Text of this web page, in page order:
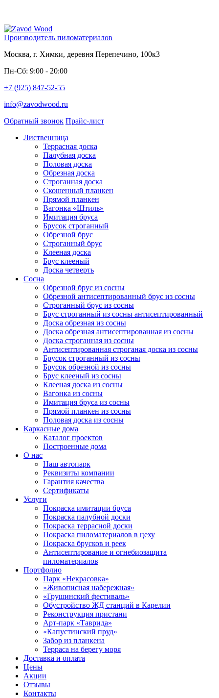
Производитель пиломатериалов
Москва, г. Химки, деревня Перепечино, 100к3
Пн-Сб: 9:00 - 20:00
+7 (925) 847-52-55
info@zavodwood.ru
Обратный звонок Прайс-лист
Лиственница
Террасная доска
Палубная доска
Половая доска
Обрезная доска
Строганная доска
Скошенный планкен
Прямой планкен
Вагонка «Штиль»
Имитация бруса
Брусок строганный
Обрезной брус
Строганный брус
Клееная доска
Брус клееный
Доска четверть
Сосна
Обрезной брус из сосны
Обрезной антисептированный брус из сосны
Строганный брус из сосны
Брус строганный из сосны антисептированный
Доска обрезная из сосны
Доска обрезная антисептированная из сосны
Доска строганная из сосны
Антисептированная строганая доска из сосны
Брусок строганный из сосны
Брусок обрезной из сосны
Брус клееный из сосны
Клееная доска из сосны
Вагонка из сосны
Имитация бруса из сосны
Прямой планкен из сосны
Половая доска из сосны
Каркасные дома
Каталог проектов
Построенные дома
О нас
Наш автопарк
Реквизиты компании
Гарантия качества
Сертификаты
Услуги
Покраска имитации бруса
Покраска палубной доски
Покраска террасной доски
Покраска пиломатериалов в цеху
Покраска брусков и реек
Антисептирование и огнебиозащита
пиломатериалов
Портфолио
Парк «Некрасовка»
«Живописная набережная»
«Грушинский фестиваль»
Обустройство ЖД станций в Карелии
Реконструкция пристани
Арт-парк «Таврида»
«Капустинский пруд»
Забор из планкена
Терраса на берегу моря
Доставка и оплата
Цены
Акции
Отзывы
Контакты